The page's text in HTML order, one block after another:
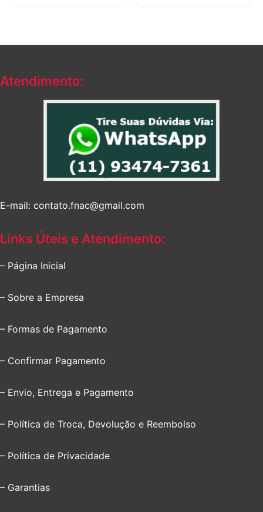
Atendimento:
E-mail: contato.fnac@gmail.com
Links Úteis e Atendimento:
– Página Inicial
– Sobre a Empresa
– Formas de Pagamento
– Confirmar Pagamento
– Envio, Entrega e Pagamento
– Política de Troca, Devolução e Reembolso
– Política de Privacidade
– Garantias